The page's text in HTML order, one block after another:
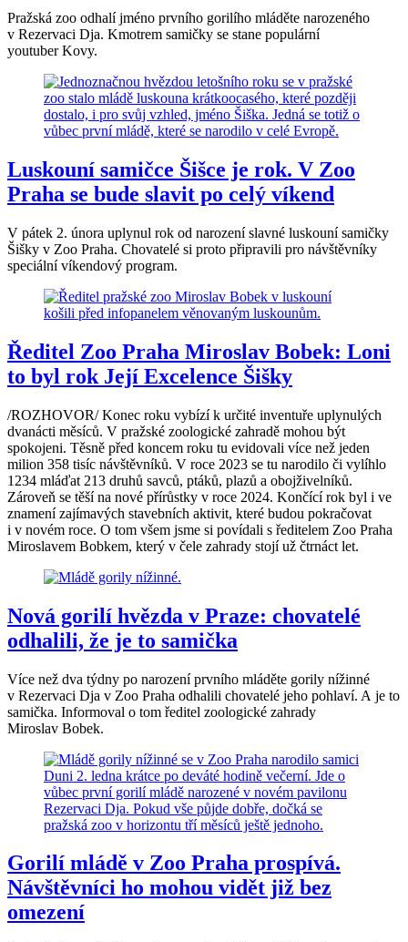
Pražská zoo odhalí jméno prvního gorilího mláděte narozeného
v Rezervaci Dja. Kmotrem samičky se stane populární
youtuber Kovy.
Luskouní samičce Šišce je rok. V Zoo
Praha se bude slavit po celý víkend
V pátek 2. února uplynul rok od narození slavné luskouní samičky
Šišky v Zoo Praha. Chovatelé si proto připravili pro návštěvníky
speciální víkendový program.
Ředitel Zoo Praha Miroslav Bobek: Loni
to byl rok Její Excelence Šišky
/ROZHOVOR/ Konec roku vybízí k určité inventuře uplynulých
dvanácti měsíců. V pražské zoologické zahradě mohou být
spokojeni. Těsně před koncem roku tu evidovali více než jeden
milion 358 tisíc návštěvníků. V roce 2023 se tu narodilo či vylíhlo
1234 mláďat 213 druhů savců, ptáků, plazů a obojživelníků.
Zároveň se těší na nové přírůstky v roce 2024. Končící rok byl i ve
znamení zajímavých stavebních aktivit, které budou pokračovat
i v novém roce. O tom všem jsme si povídali s ředitelem Zoo Praha
Miroslavem Bobkem, který v čele zahrady stojí už čtrnáct let.
Nová gorilí hvězda v Praze: chovatelé
odhalili, že je to samička
Více než dva týdny po narození prvního mláděte gorily nížinné
v Rezervaci Dja v Zoo Praha odhalili chovatelé jeho pohlaví. A je to
samička. Informoval o tom ředitel zoologické zahrady
Miroslav Bobek.
Gorilí mládě v Zoo Praha prospívá.
Návštěvníci ho mohou vidět již bez
omezení